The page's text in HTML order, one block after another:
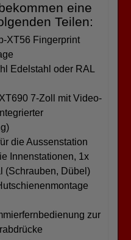
eine
Teilen:
XT56 Fingerprint
Edelstahl oder RAL
7-Zoll mit Video-
die Aussenstation
Innenstationen, 1x
(Schrauben, Dübel)
zur